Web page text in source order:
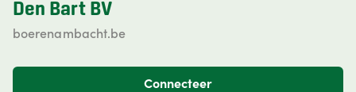
Den Bart BV
boerenambacht.be
Connecteer